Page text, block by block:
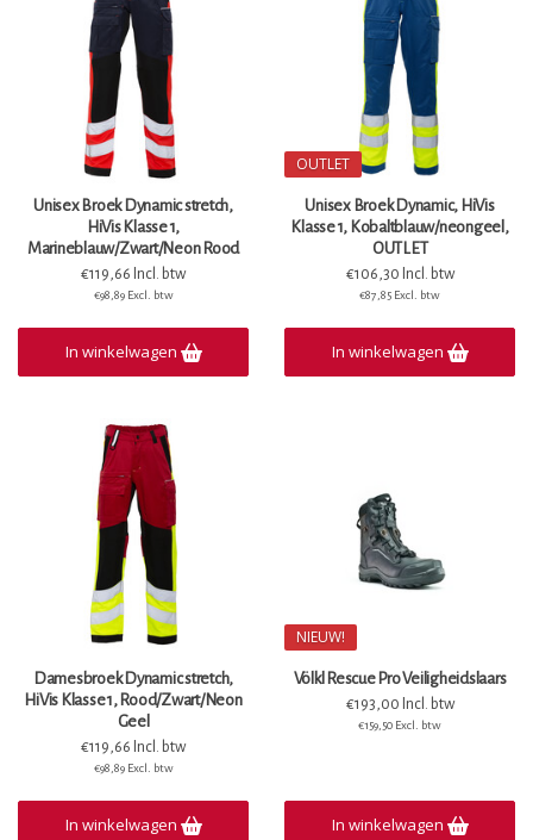
Unisex Broek Dynamic stretch,
HiVis Klasse 1,
Marineblauw/Zwart/Neon Rood
€119,66 Incl. btw
€98,89 Excl. btw
In winkelwagen
OUTLET
Unisex Broek Dynamic, HiVis
Klasse 1, Kobaltblauw/neongeel,
OUTLET
€106,30 Incl. btw
€87,85 Excl. btw
In winkelwagen
Damesbroek Dynamic stretch,
HiVis Klasse 1, Rood/Zwart/Neon
Geel
€119,66 Incl. btw
€98,89 Excl. btw
In winkelwagen
NIEUW!
Völkl Rescue Pro Veiligheidslaars
€193,00 Incl. btw
€159,50 Excl. btw
In winkelwagen